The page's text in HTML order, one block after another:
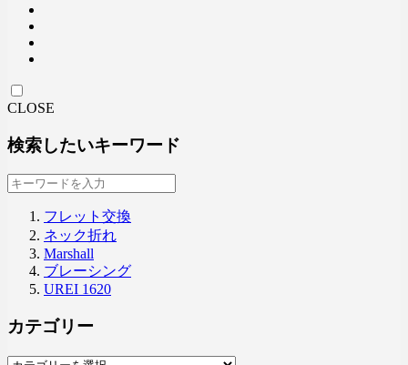
CLOSE
検索したいキーワード
フレット交換
ネック折れ
Marshall
ブレーシング
UREI 1620
カテゴリー